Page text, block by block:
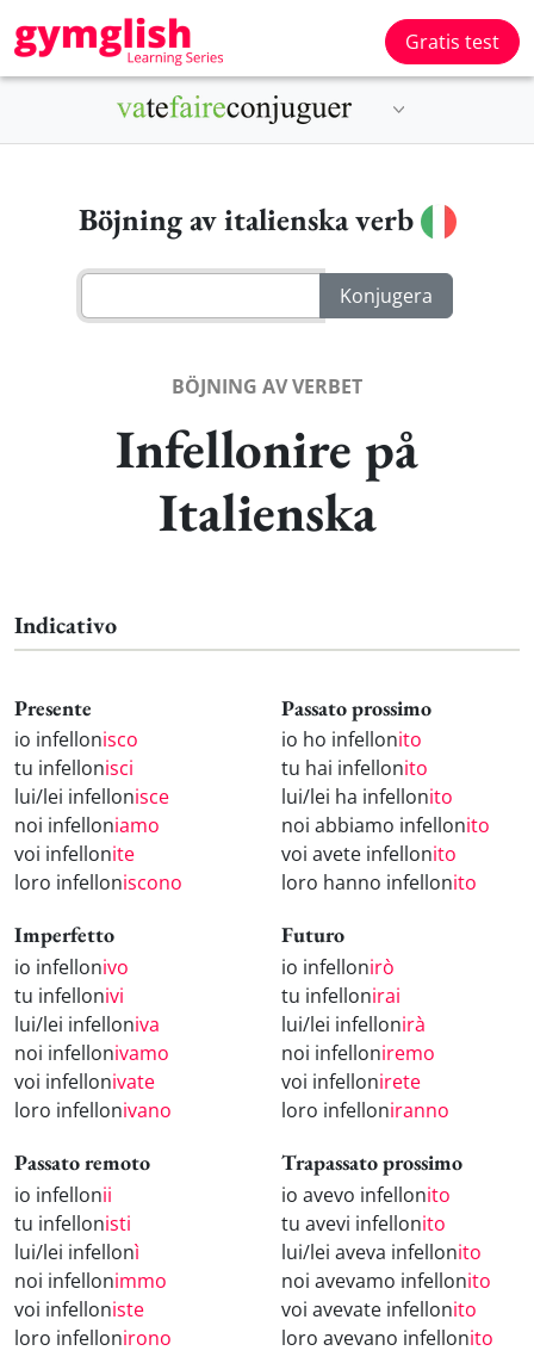
Gratis test
Böjning av italienska verb
BÖJNING AV VERBET
Infellonire på
Italienska
Indicativo
Presente
io infellonisco
tu infellonisci
lui/lei infellonisce
noi infelloniamo
voi infellonite
loro infelloniscono
Passato prossimo
io ho infellonito
tu hai infellonito
lui/lei ha infellonito
noi abbiamo infellonito
voi avete infellonito
loro hanno infellonito
Imperfetto
io infellonivo
tu infellonivi
lui/lei infelloniva
noi infellonivamo
voi infellonivate
loro infellonivano
Futuro
io infellonirò
tu infellonirai
lui/lei infellonirà
noi infelloniremo
voi infellonirete
loro infelloniranno
Passato remoto
io infellonii
tu infellonisti
lui/lei infellonì
noi infellonimmo
voi infelloniste
loro infellonirono
Trapassato prossimo
io avevo infellonito
tu avevi infellonito
lui/lei aveva infellonito
noi avevamo infellonito
voi avevate infellonito
loro avevano infellonito